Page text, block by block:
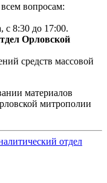
вопросам:
с 8:30 до 17:00.
Орловской
средств массовой
материалов
митрополии
отдел